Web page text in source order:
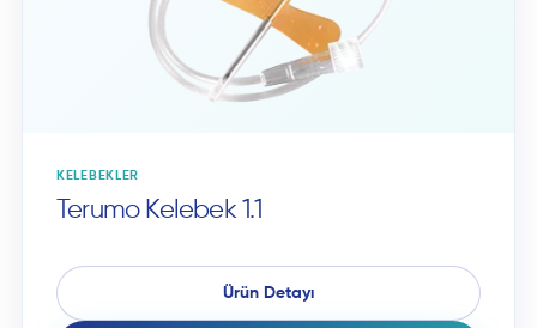
KELEBEKLER
Terumo Kelebek 1.1
Ürün Detayı